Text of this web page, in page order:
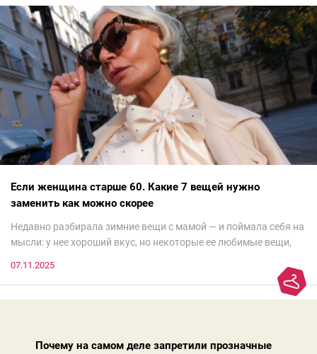
Если женщина старше 60. Какие 7 вещей нужно
заменить как можно скорее
Недавно разбирала зимние вещи с мамой — и поймала себя на
мысли: у нее хороший вкус, но некоторые ее любимые вещи,
моды. Вовсе нет.Проблема в том, что сама мода сделала шаг
07.11.2025
Почему на самом деле запретили прозначные